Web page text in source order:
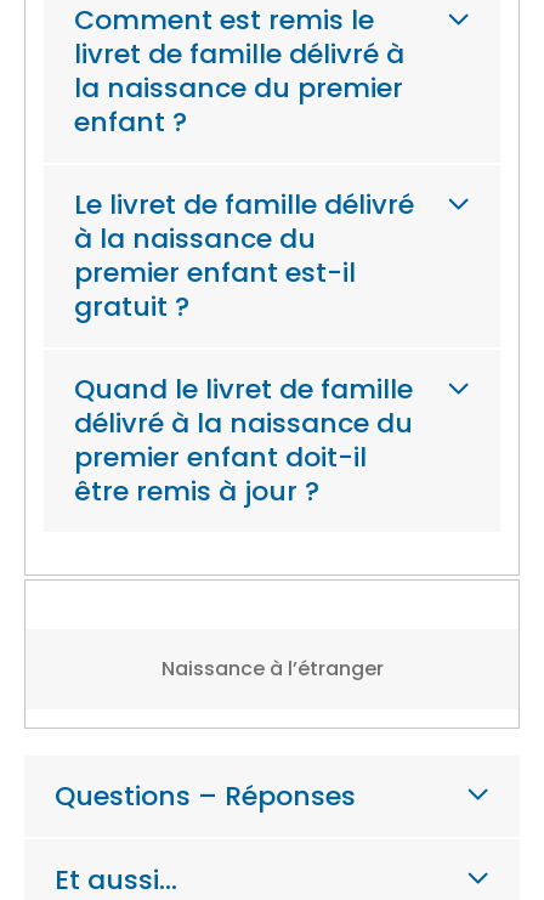
Comment est remis le
livret de famille délivré à
la naissance du premier
enfant ?
Le livret de famille délivré
à la naissance du
premier enfant est-il
gratuit ?
Quand le livret de famille
délivré à la naissance du
premier enfant doit-il
être remis à jour ?
Naissance à l’étranger
Questions – Réponses
Et aussi…